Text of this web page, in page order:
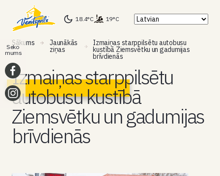
18.4°C 19°C
Sākums Jaunākās
ziņas
Izmaiņas starppilsētu autobusu
kustībā Ziemsvētku un gadumijas
brīvdienās
Izmaiņas starppilsētu
autobusu kustībā
Ziemsvētku un gadumijas
brīvdienās
Seko
mums